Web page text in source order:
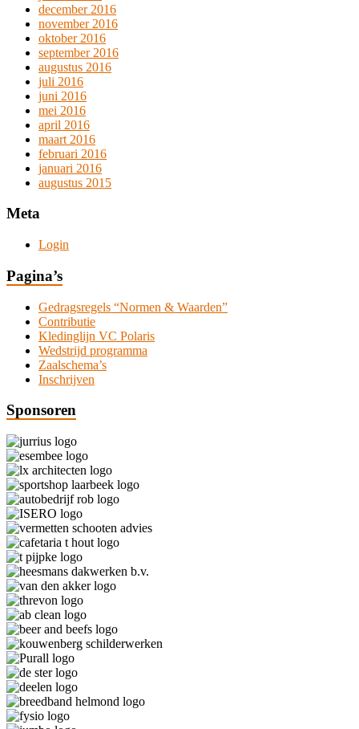
december 2016
november 2016
oktober 2016
september 2016
augustus 2016
juli 2016
juni 2016
mei 2016
april 2016
maart 2016
februari 2016
januari 2016
augustus 2015
Meta
Login
Pagina’s
Gedragsregels “Normen & Waarden”
Contributie
Kledinglijn VC Polaris
Wedstrijd programma
Zaalschema’s
Inschrijven
Sponsoren